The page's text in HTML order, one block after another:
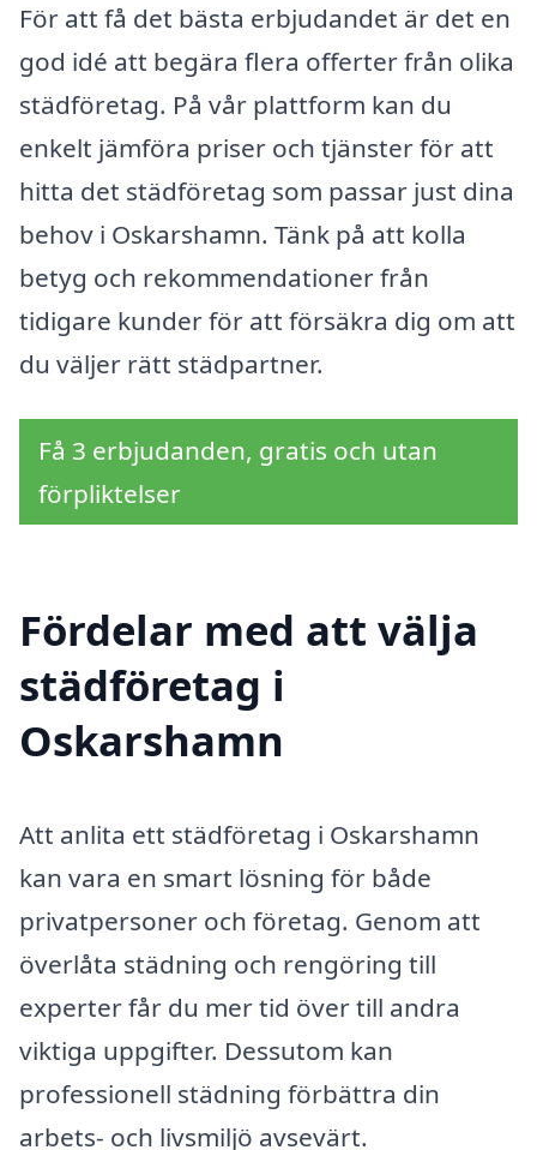
För att få det bästa erbjudandet är det en
god idé att begära flera offerter från olika
städföretag. På vår plattform kan du
enkelt jämföra priser och tjänster för att
hitta det städföretag som passar just dina
behov i Oskarshamn. Tänk på att kolla
betyg och rekommendationer från
tidigare kunder för att försäkra dig om att
du väljer rätt städpartner.
Få 3 erbjudanden, gratis och utan
förpliktelser
Fördelar med att välja
städföretag i
Oskarshamn
Att anlita ett städföretag i Oskarshamn
kan vara en smart lösning för både
privatpersoner och företag. Genom att
överlåta städning och rengöring till
experter får du mer tid över till andra
viktiga uppgifter. Dessutom kan
professionell städning förbättra din
arbets- och livsmiljö avsevärt.